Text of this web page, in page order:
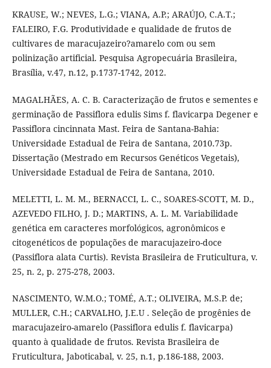
KRAUSE, W.; NEVES, L.G.; VIANA, A.P.; ARAÚJO, C.A.T.;
FALEIRO, F.G. Produtividade e qualidade de frutos de
cultivares de maracujazeiro?amarelo com ou sem
polinização artificial. Pesquisa Agropecuária Brasileira,
Brasília, v.47, n.12, p.1737-1742, 2012.
MAGALHÃES, A. C. B. Caracterização de frutos e sementes e
germinação de Passiflora edulis Sims f. flavicarpa Degener e
Passiflora cincinnata Mast. Feira de Santana-Bahia:
Universidade Estadual de Feira de Santana, 2010.73p.
Dissertação (Mestrado em Recursos Genéticos Vegetais),
Universidade Estadual de Feira de Santana, 2010.
MELETTI, L. M. M., BERNACCI, L. C., SOARES-SCOTT, M. D.,
AZEVEDO FILHO, J. D.; MARTINS, A. L. M. Variabilidade
genética em caracteres morfológicos, agronômicos e
citogenéticos de populações de maracujazeiro-doce
(Passiflora alata Curtis). Revista Brasileira de Fruticultura, v.
25, n. 2, p. 275-278, 2003.
NASCIMENTO, W.M.O.; TOMÉ, A.T.; OLIVEIRA, M.S.P. de;
MULLER, C.H.; CARVALHO, J.E.U . Seleção de progênies de
maracujazeiro-amarelo (Passiflora edulis f. flavicarpa)
quanto à qualidade de frutos. Revista Brasileira de
Fruticultura, Jaboticabal, v. 25, n.1, p.186-188, 2003.